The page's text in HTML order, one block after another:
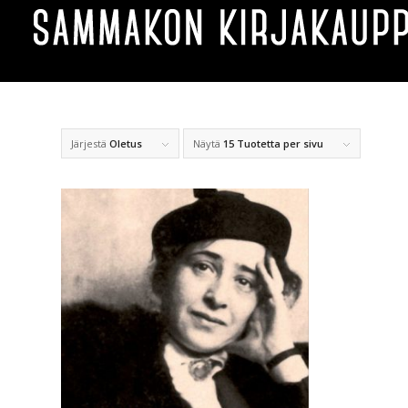
Järjestä Oletus Näytä 15 Tuotetta per sivu